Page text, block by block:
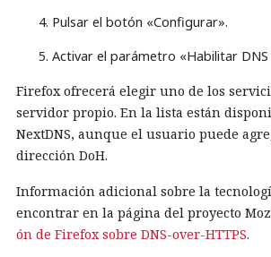
Pulsar el botón «Configurar».
Activar el parámetro «Habilitar DNS
Firefox ofrecerá elegir uno de los
servidor propio. En la lista están
NextDNS, aunque el usuario puede
dirección DoH.
Información adicional sobre la
encontrar en la página del proyecto
ón de Firefox sobre DNS-over-HTTPS.